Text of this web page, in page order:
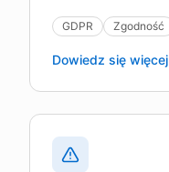
GDPR Zgodność
Dowiedz się więcej